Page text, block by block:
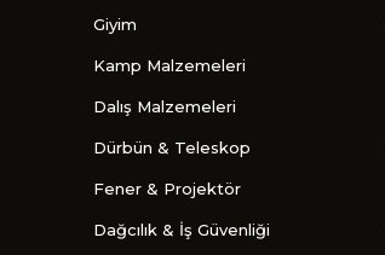
Giyim
Kamp Malzemeleri
Dalış Malzemeleri
Dürbün & Teleskop
Fener & Projektör
Dağcılık & İş Güvenliği